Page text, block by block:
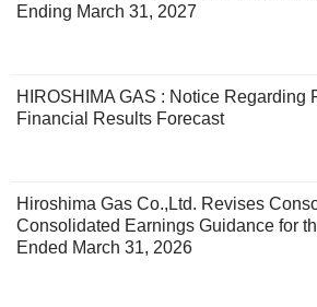
Ending March 31, 2027
HIROSHIMA GAS : Notice Regarding
Financial Results Forecast
Hiroshima Gas Co.,Ltd. Revises
Consolidated Earnings Guidance for
Ended March 31, 2026